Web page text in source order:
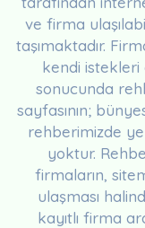
ve firma
taşımaktadır.
kendi istekleri
sonucunda
sayfasının;
rehberimizde
yoktur.
firmaların,
ulaşması
kayıtlı firma